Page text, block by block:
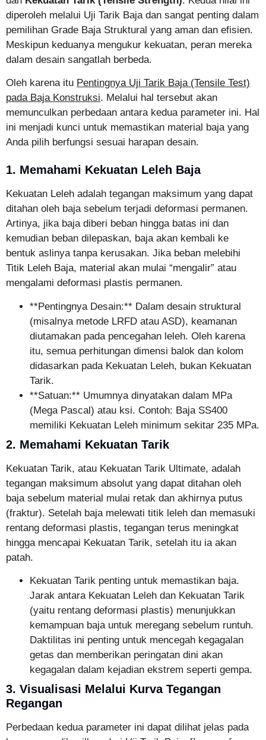
diperoleh melalui Uji Tarik Baja dan sangat penting dalam
pemilihan Grade Baja Struktural yang aman dan efisien.
Meskipun keduanya mengukur kekuatan, peran mereka
dalam desain sangatlah berbeda.
Oleh karena itu Pentingnya Uji Tarik Baja (Tensile Test)
pada Baja Konstruksi. Melalui hal tersebut akan
memunculkan perbedaan antara kedua parameter ini. Hal
ini menjadi kunci untuk memastikan material baja yang
Anda pilih berfungsi sesuai harapan desain.
1. Memahami Kekuatan Leleh Baja
Kekuatan Leleh adalah tegangan maksimum yang dapat
ditahan oleh baja sebelum terjadi deformasi permanen.
Artinya, jika baja diberi beban hingga batas ini dan
kemudian beban dilepaskan, baja akan kembali ke
bentuk aslinya tanpa kerusakan. Jika beban melebihi
Titik Leleh Baja, material akan mulai “mengalir” atau
mengalami deformasi plastis permanen.
**Pentingnya Desain:** Dalam desain struktural
(misalnya metode LRFD atau ASD), keamanan
diutamakan pada pencegahan leleh. Oleh karena
itu, semua perhitungan dimensi balok dan kolom
didasarkan pada Kekuatan Leleh, bukan Kekuatan
Tarik.
**Satuan:** Umumnya dinyatakan dalam MPa
(Mega Pascal) atau ksi. Contoh: Baja SS400
memiliki Kekuatan Leleh minimum sekitar 235 MPa.
2. Memahami Kekuatan Tarik
Kekuatan Tarik, atau Kekuatan Tarik Ultimate, adalah
tegangan maksimum absolut yang dapat ditahan oleh
baja sebelum material mulai retak dan akhirnya putus
(fraktur). Setelah baja melewati titik leleh dan memasuki
rentang deformasi plastis, tegangan terus meningkat
hingga mencapai Kekuatan Tarik, setelah itu ia akan
patah.
Kekuatan Tarik penting untuk memastikan baja.
Jarak antara Kekuatan Leleh dan Kekuatan Tarik
(yaitu rentang deformasi plastis) menunjukkan
kemampuan baja untuk meregang sebelum runtuh.
Daktilitas ini penting untuk mencegah kegagalan
getas dan memberikan peringatan dini akan
kegagalan dalam kejadian ekstrem seperti gempa.
3. Visualisasi Melalui Kurva Tegangan
Regangan
Perbedaan kedua parameter ini dapat dilihat jelas pada